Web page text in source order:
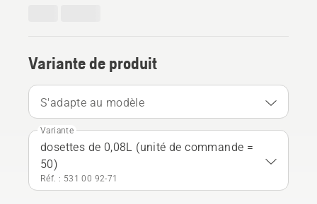
Variante de produit
S'adapte au modèle
Variante
dosettes de 0,08L (unité de commande =
50)
Réf. : 531 00 92‑71